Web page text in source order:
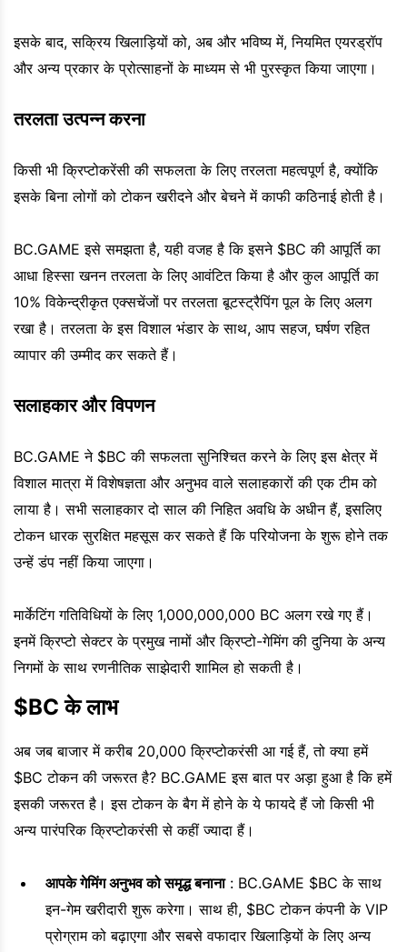
इसके बाद, सक्रिय खिलाड़ियों को, अब और भविष्य में, नियमित एयरड्रॉप
और अन्य प्रकार के प्रोत्साहनों के माध्यम से भी पुरस्कृत किया जाएगा।
तरलता उत्पन्न करना
किसी भी क्रिप्टोकरेंसी की सफलता के लिए तरलता महत्वपूर्ण है, क्योंकि
इसके बिना लोगों को टोकन खरीदने और बेचने में काफी कठिनाई होती है।
BC.GAME इसे समझता है, यही वजह है कि इसने $BC की आपूर्ति का
आधा हिस्सा खनन तरलता के लिए आवंटित किया है और कुल आपूर्ति का
10% विकेन्द्रीकृत एक्सचेंजों पर तरलता बूटस्ट्रैपिंग पूल के लिए अलग
रखा है। तरलता के इस विशाल भंडार के साथ, आप सहज, घर्षण रहित
व्यापार की उम्मीद कर सकते हैं।
सलाहकार और विपणन
BC.GAME ने $BC की सफलता सुनिश्चित करने के लिए इस क्षेत्र में
विशाल मात्रा में विशेषज्ञता और अनुभव वाले सलाहकारों की एक टीम को
लाया है। सभी सलाहकार दो साल की निहित अवधि के अधीन हैं, इसलिए
टोकन धारक सुरक्षित महसूस कर सकते हैं कि परियोजना के शुरू होने तक
उन्हें डंप नहीं किया जाएगा।
मार्केटिंग गतिविधियों के लिए 1,000,000,000 BC अलग रखे गए हैं।
इनमें क्रिप्टो सेक्टर के प्रमुख नामों और क्रिप्टो-गेमिंग की दुनिया के अन्य
निगमों के साथ रणनीतिक साझेदारी शामिल हो सकती है।
$BC के लाभ
अब जब बाजार में करीब 20,000 क्रिप्टोकरंसी आ गई हैं, तो क्या हमें
$BC टोकन की जरूरत है? BC.GAME इस बात पर अड़ा हुआ है कि हमें
इसकी जरूरत है। इस टोकन के बैग में होने के ये फायदे हैं जो किसी भी
अन्य पारंपरिक क्रिप्टोकरंसी से कहीं ज्यादा हैं।
आपके गेमिंग अनुभव को समृद्ध बनाना: BC.GAME $BC के साथ
इन-गेम खरीदारी शुरू करेगा। साथ ही, $BC टोकन कंपनी के VIP
प्रोग्राम को बढ़ाएगा और सबसे वफादार खिलाड़ियों के लिए अन्य